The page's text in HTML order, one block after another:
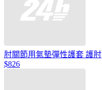
肘關節用氣墊彈性護套 護肘
$826